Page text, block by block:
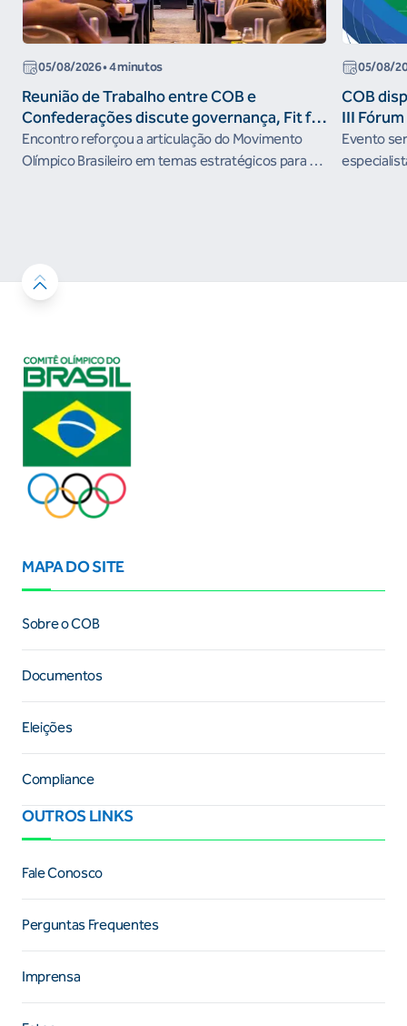
05/08/2026• 4 minutos
Reunião de Trabalho entre COB e
Confederações discute governança, Fit for
the Future e presença do Brasil em
organismos internacionais
Encontro reforçou a articulação do Movimento
Olímpico Brasileiro em temas estratégicos para os
05/08/
COB
III
Evento
MAPA DO SITE
Sobre o COB
Documentos
Eleições
Compliance
OUTROS LINKS
Fale Conosco
Perguntas Frequentes
Imprensa